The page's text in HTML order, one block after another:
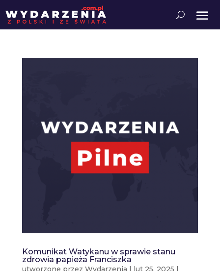
Komunikat Watykanu w sprawie stanu
zdrowia papieża Franciszka
utworzone przez Wydarzenia lut 25, 2025